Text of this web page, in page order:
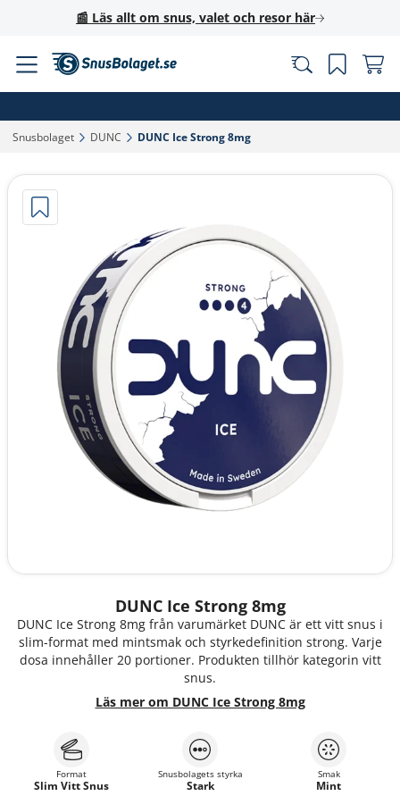
📰 Läs allt om snus, valet och resor här
Snusbolaget‎ DUNC‎ DUNC Ice Strong 8mg‎
DUNC Ice Strong 8mg
DUNC Ice Strong 8mg från varumärket DUNC är ett vitt snus i
slim-format med mintsmak och styrkedefinition strong. Varje
dosa innehåller 20 portioner. Produkten tillhör kategorin vitt
snus.
Läs mer om DUNC Ice Strong 8mg
Format
Slim Vitt Snus
Snusbolagets styrka
Stark
Smak
Mint